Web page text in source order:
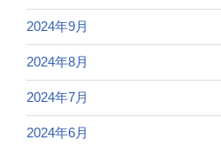
2024年9月
2024年8月
2024年7月
2024年6月